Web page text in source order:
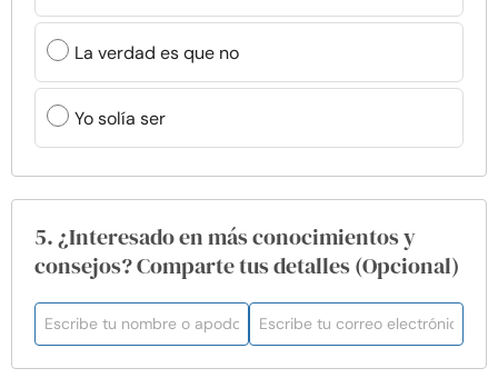
La verdad es que no
Yo solía ser
5. ¿Interesado en más conocimientos y
consejos? Comparte tus detalles (Opcional)